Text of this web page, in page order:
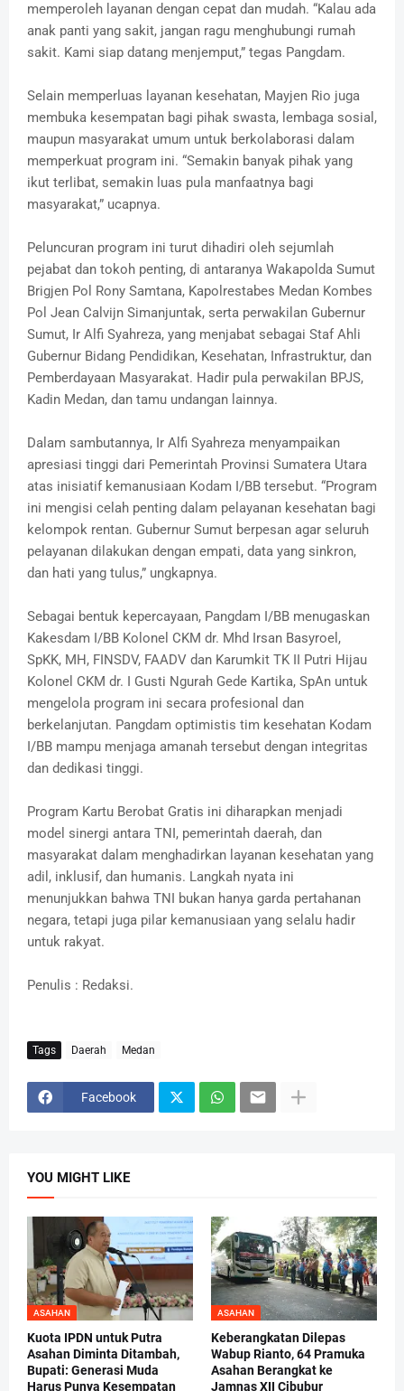
memperoleh layanan dengan cepat dan mudah. “Kalau ada
anak panti yang sakit, jangan ragu menghubungi rumah
sakit. Kami siap datang menjemput,” tegas Pangdam.
Selain memperluas layanan kesehatan, Mayjen Rio juga
membuka kesempatan bagi pihak swasta, lembaga sosial,
maupun masyarakat umum untuk berkolaborasi dalam
memperkuat program ini. “Semakin banyak pihak yang
ikut terlibat, semakin luas pula manfaatnya bagi
masyarakat,” ucapnya.
Peluncuran program ini turut dihadiri oleh sejumlah
pejabat dan tokoh penting, di antaranya Wakapolda Sumut
Brigjen Pol Rony Samtana, Kapolrestabes Medan Kombes
Pol Jean Calvijn Simanjuntak, serta perwakilan Gubernur
Sumut, Ir Alfi Syahreza, yang menjabat sebagai Staf Ahli
Gubernur Bidang Pendidikan, Kesehatan, Infrastruktur, dan
Pemberdayaan Masyarakat. Hadir pula perwakilan BPJS,
Kadin Medan, dan tamu undangan lainnya.
Dalam sambutannya, Ir Alfi Syahreza menyampaikan
apresiasi tinggi dari Pemerintah Provinsi Sumatera Utara
atas inisiatif kemanusiaan Kodam I/BB tersebut. “Program
ini mengisi celah penting dalam pelayanan kesehatan bagi
kelompok rentan. Gubernur Sumut berpesan agar seluruh
pelayanan dilakukan dengan empati, data yang sinkron,
dan hati yang tulus,” ungkapnya.
Sebagai bentuk kepercayaan, Pangdam I/BB menugaskan
Kakesdam I/BB Kolonel CKM dr. Mhd Irsan Basyroel,
SpKK, MH, FINSDV, FAADV dan Karumkit TK II Putri Hijau
Kolonel CKM dr. I Gusti Ngurah Gede Kartika, SpAn untuk
mengelola program ini secara profesional dan
berkelanjutan. Pangdam optimistis tim kesehatan Kodam
I/BB mampu menjaga amanah tersebut dengan integritas
dan dedikasi tinggi.
Program Kartu Berobat Gratis ini diharapkan menjadi
model sinergi antara TNI, pemerintah daerah, dan
masyarakat dalam menghadirkan layanan kesehatan yang
adil, inklusif, dan humanis. Langkah nyata ini
menunjukkan bahwa TNI bukan hanya garda pertahanan
negara, tetapi juga pilar kemanusiaan yang selalu hadir
untuk rakyat.
Penulis : Redaksi.
Tags Daerah Medan
Facebook
YOU MIGHT LIKE
ASAHAN
Kuota IPDN untuk Putra
Asahan Diminta Ditambah,
Bupati: Generasi Muda
Harus Punya Kesempatan
ASAHAN
Keberangkatan Dilepas
Wabup Rianto, 64 Pramuka
Asahan Berangkat ke
Jamnas XII Cibubur